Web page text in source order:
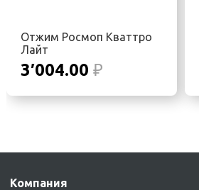
Отжим Росмоп Кваттро
Лайт
3′004.00 ₽
Компания